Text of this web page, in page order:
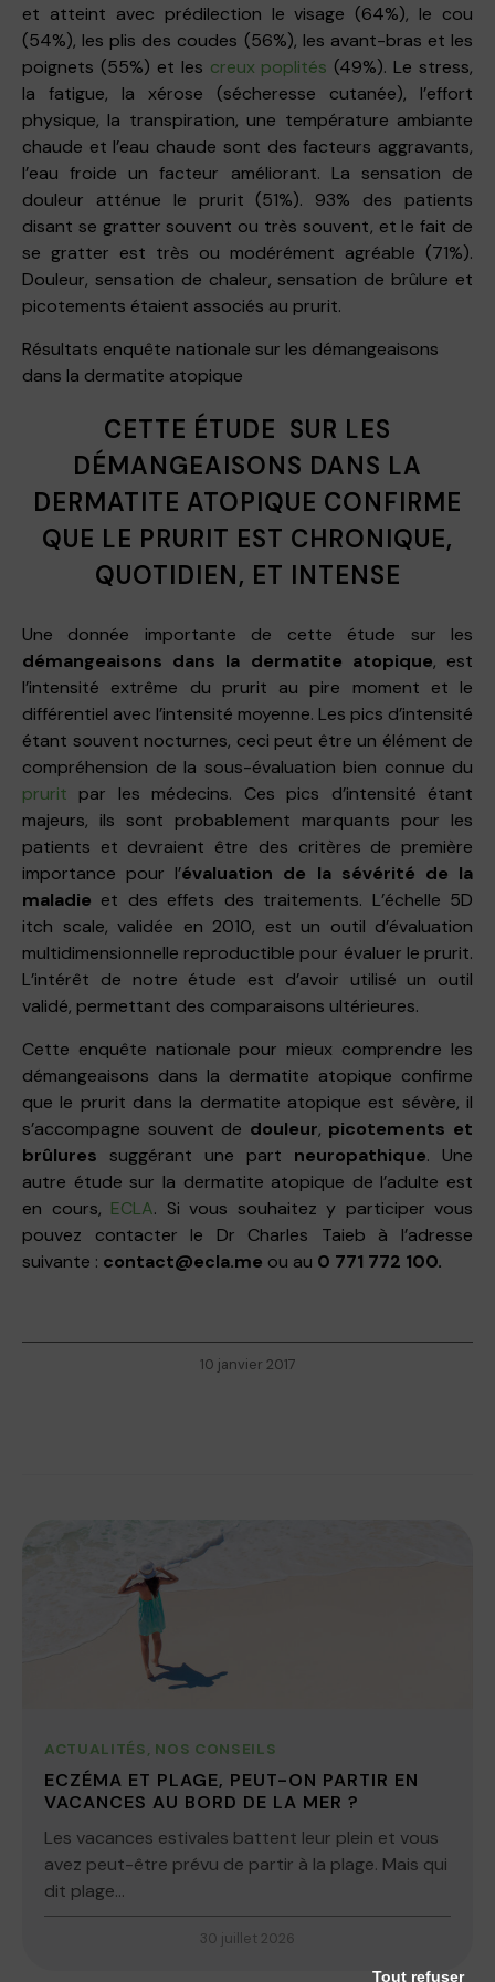
et atteint avec prédilection le visage (64%), le cou
(54%), les plis des coudes (56%), les avant-bras et les
poignets (55%) et les creux poplités (49%). Le stress,
la fatigue, la xérose (sécheresse cutanée), l’effort
physique, la transpiration, une température ambiante
chaude et l’eau chaude sont des facteurs aggravants,
l’eau froide un facteur améliorant. La sensation de
douleur atténue le prurit (51%). 93% des patients
disant se gratter souvent ou très souvent, et le fait de
se gratter est très ou modérément agréable (71%).
Douleur, sensation de chaleur, sensation de brûlure et
picotements étaient associés au prurit.
Résultats enquête nationale sur les démangeaisons
dans la dermatite atopique
CETTE ÉTUDE SUR LES
DÉMANGEAISONS DANS LA
DERMATITE ATOPIQUE CONFIRME
QUE LE PRURIT EST CHRONIQUE,
QUOTIDIEN, ET INTENSE
Une donnée importante de cette étude sur les
démangeaisons dans la dermatite atopique, est
l’intensité extrême du prurit au pire moment et le
différentiel avec l’intensité moyenne. Les pics d’intensité
étant souvent nocturnes, ceci peut être un élément de
compréhension de la sous-évaluation bien connue du
prurit par les médecins. Ces pics d’intensité étant
majeurs, ils sont probablement marquants pour les
patients et devraient être des critères de première
importance pour l’évaluation de la sévérité de la
maladie et des effets des traitements. L’échelle 5D
itch scale, validée en 2010, est un outil d’évaluation
multidimensionnelle reproductible pour évaluer le prurit.
L’intérêt de notre étude est d’avoir utilisé un outil
validé, permettant des comparaisons ultérieures.
Cette enquête nationale pour mieux comprendre les
démangeaisons dans la dermatite atopique confirme
que le prurit dans la dermatite atopique est sévère, il
s’accompagne souvent de douleur, picotements et
brûlures suggérant une part neuropathique. Une
autre étude sur la dermatite atopique de l’adulte est
en cours, ECLA. Si vous souhaitez y participer vous
pouvez contacter le Dr Charles Taieb à l’adresse
suivante : contact@ecla.me ou au 0 771 772 100.
10 janvier 2017
ACTUALITÉS, NOS CONSEILS
ECZÉMA ET PLAGE, PEUT-ON PARTIR EN
VACANCES AU BORD DE LA MER ?
Les vacances estivales battent leur plein et vous
avez peut-être prévu de partir à la plage. Mais qui
dit plage...
30 juillet 2026
Tout refuser